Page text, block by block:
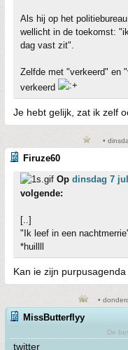
Als hij op het
wellicht in de toekomst:
dag vast zit".
Zelfde met "verkeerd" en
verkeerd
Je hebt gelijk, zat ik zelf
•
Firuze60
Op dinsdag 7
volgende:
[..]
"Ik leef in een
*huillll
Kan ie zijn purpusagenda
•
MissButterflyy
De
twitter